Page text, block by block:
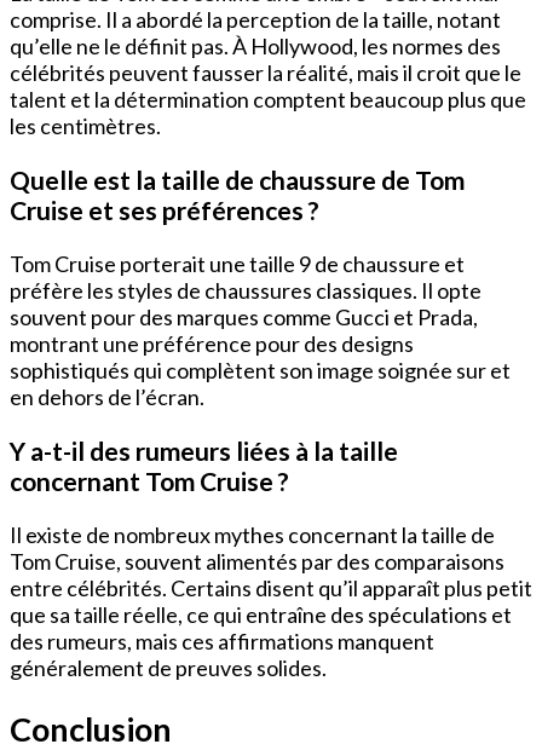
comprise. Il a abordé la perception de la taille, notant
qu’elle ne le définit pas. À Hollywood, les normes des
célébrités peuvent fausser la réalité, mais il croit que le
talent et la détermination comptent beaucoup plus que
les centimètres.
Quelle est la taille de chaussure de Tom
Cruise et ses préférences ?
Tom Cruise porterait une taille 9 de chaussure et
préfère les styles de chaussures classiques. Il opte
souvent pour des marques comme Gucci et Prada,
montrant une préférence pour des designs
sophistiqués qui complètent son image soignée sur et
en dehors de l’écran.
Y a-t-il des rumeurs liées à la taille
concernant Tom Cruise ?
Il existe de nombreux mythes concernant la taille de
Tom Cruise, souvent alimentés par des comparaisons
entre célébrités. Certains disent qu’il apparaît plus petit
que sa taille réelle, ce qui entraîne des spéculations et
des rumeurs, mais ces affirmations manquent
généralement de preuves solides.
Conclusion